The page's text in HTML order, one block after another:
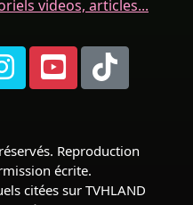
videos, articles...
Reproduction
écrite.
citées sur TVHLAND